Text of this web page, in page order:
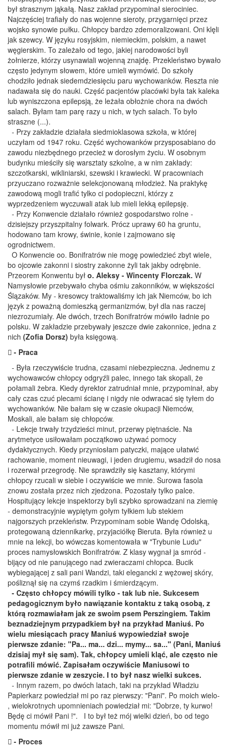
był strasznym jąkałą. Nasz zakład przypominał sierociniec.
Najczęściej trafiały do nas wojenne sieroty, przygarnięci przez
wojsko synowie pułku. Chłopcy bardzo zdemoralizowani. Oni klęli
jak szewcy. W języku rosyjskim, niemieckim, polskim, a nawet
węgierskim. To zależało od tego, jakiej narodowości byli
żołnierze, którzy usynawiali wojenną znajdę. Przekleństwo bywało
często jedynym słowem, które umieli wymówić. Do szkoły
chodziło jednak siedemdziesięciu paru wychowanków. Reszta nie
nadawała się do nauki. Część pacjentów placówki była tak kaleka
lub wyniszczona epilepsją, że leżała obłożnie chora na dwóch
salach. Byłam tam parę razy u nich, w tych salach. To było
straszne (...).
- Przy zakładzie działała siedmioklasowa szkoła, w której
uczyłam od 1947 roku. Część wychowanków przysposabiano do
zawodu niezbędnego przecież w dorosłym życiu. W osobnym
budynku mieściły się warsztaty szkolne, a w nim zakłady:
szczotkarski, wikliniarski, szewski i krawiecki. W pracowniach
przyuczano rozważnie selekcjonowaną młodzież. Na praktykę
zawodową mogli trafić tylko ci podopieczni, którzy z
wyprzedzeniem wyczuwali atak lub mieli lekką epilepsję.
- Przy Konwencie działało również gospodarstwo rolne -
dzisiejszy przyszpitalny folwark. Prócz uprawy 60 ha gruntu,
hodowano tam krowy, świnie, konie i zajmowano się
ogrodnictwem.
O Konwencie oo. Bonifratrów nie mogę powiedzieć zbyt wiele,
bo ojcowie zakonni i siostry zakonne żyli tak jakby odrębnie.
Przeorem Konwentu był o. Aleksy - Wincenty Florczak. W
Namysłowie przebywało chyba ośmiu zakonników, w większości
Ślązaków. My - kresowcy traktowaliśmy ich jak Niemców, bo ich
język z poważną domieszką germanizmów, był dla nas raczej
niezrozumiały. Ale dwóch, trzech Bonifratrów mówiło ładnie po
polsku. W zakładzie przebywały jeszcze dwie zakonnice, jedna z
nich (Zofia Dorsz) była księgową.
 - Praca
- Była rzeczywiście trudna, czasami niebezpieczna. Jednemu z
wychowawców chłopcy odgryźli palec, innego tak skopali, że
połamali żebra. Kiedy dyrektor zatrudniał mnie, przypominał, aby
cały czas czuć plecami ścianę i nigdy nie odwracać się tyłem do
wychowanków. Nie bałam się w czasie okupacji Niemców,
Moskali, ale bałam się chłopców.
- Lekcje trwały trzydzieści minut, przerwy piętnaście. Na
arytmetyce usiłowałam początkowo używać pomocy
dydaktycznych. Kiedy przyniosłam patyczki, mające ułatwić
rachowanie, moment nieuwagi, i jeden drugiemu, wsadził do nosa
i rozerwał przegrodę. Nie sprawdziły się kasztany, którymi
chłopcy rzucali w siebie i oczywiście we mnie. Surowa fasola
znowu została przez nich zjedzona. Pozostały tylko palce.
Hospitujący lekcje inspektorzy byli szybko sprowadzani na ziemię
- demonstracyjnie wypiętym gołym tyłkiem lub stekiem
najgorszych przekleństw. Przypominam sobie Wandę Odolską,
protegowaną dziennikarkę, przyjaciółkę Bieruta. Była również u
mnie na lekcji, bo wówczas komentowała w "Trybunie Ludu"
proces namysłowskich Bonifratrów. Z klasy wygnał ja smród -
bijący od nie panującego nad zwieraczami chłopca. Bucik
wybiegającej z sali pani Wandzi, taki elegancki z wężowej skóry,
pośliznął się na czymś rzadkim i śmierdzącym.
- Często chłopcy mówili tylko - tak lub nie. Sukcesem
pedagogicznym było nawiązanie kontaktu z taką osobą, z
którą rozmawiałam jak ze swoim psem Perszingiem. Takim
beznadziejnym przypadkiem był na przykład Maniuś. Po
wielu miesiącach pracy Maniuś wypowiedział swoje
pierwsze zdanie: "Pa... ma... dzi... mymy... sa..." (Pani, Maniuś
dzisiaj mył się sam). Tak, chłopcy umieli kląć, ale często nie
potrafili mówić. Zapisałam oczywiście Maniusowi to
pierwsze zdanie w zeszycie. I to był nasz wielki sukces.
- Innym razem, po dwóch latach, taki na przykład Władziu
Papierkarz powiedział mi po raz pierwszy: "Pani". Po moich wielo-
, wielokrotnych upomnieniach powiedział mi: "Dobrze, ty kurwo!
Będę ci mówił Pani !". I to był też mój wielki dzień, bo od tego
momentu mówił mi już zawsze Pani.
 - Proces